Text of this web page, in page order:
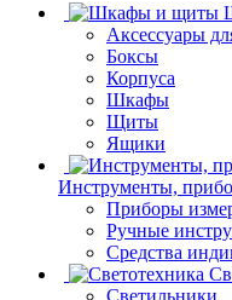
Аксессуары
Боксы
Корпуса
Шкафы
Щиты
Ящики
Инструменты,
Приборы
Ручные
Средства
Светильники